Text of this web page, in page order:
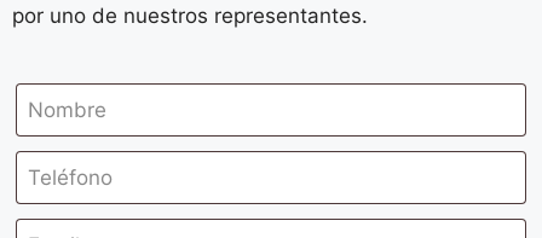
por uno de nuestros representantes.